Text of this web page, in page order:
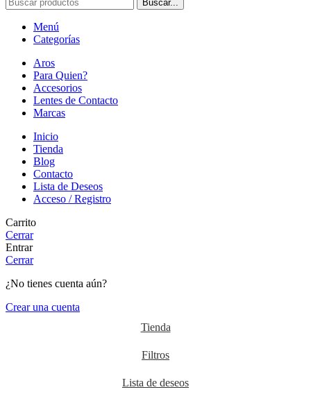
Buscar...
Menú
Categorías
Aros
Para Quien?
Accesorios
Lentes de Contacto
Marcas
Inicio
Tienda
Blog
Contacto
Lista de Deseos
Acceso / Registro
Carrito
Cerrar
Entrar
Cerrar
¿No tienes cuenta aún?
Crear una cuenta
Tienda
Filtros
Lista de deseos